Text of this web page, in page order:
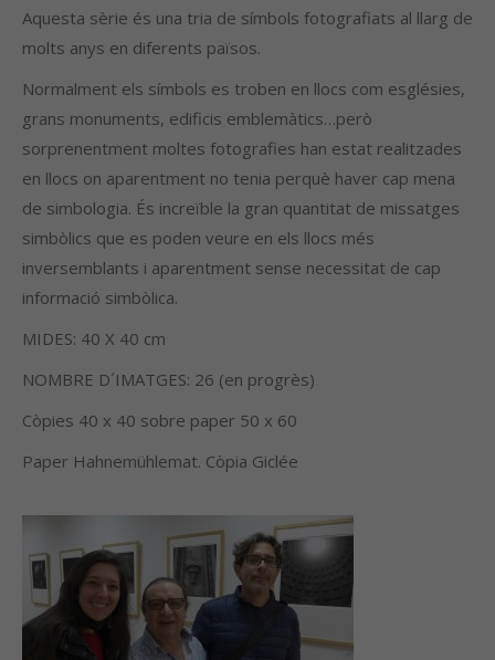
Aquesta sèrie és una tria de símbols fotografiats al llarg de
molts anys en diferents països.
Normalment els símbols es troben en llocs com esglésies,
grans monuments, edificis emblemàtics…però
sorprenentment moltes fotografies han estat realitzades
en llocs on aparentment no tenia perquè haver cap mena
de simbologia. És increïble la gran quantitat de missatges
simbòlics que es poden veure en els llocs més
inversemblants i aparentment sense necessitat de cap
informació simbòlica.
MIDES: 40 X 40 cm
NOMBRE D´IMATGES: 26 (en progrès)
Còpies 40 x 40 sobre paper 50 x 60
Paper Hahnemühlemat. Còpia Giclée